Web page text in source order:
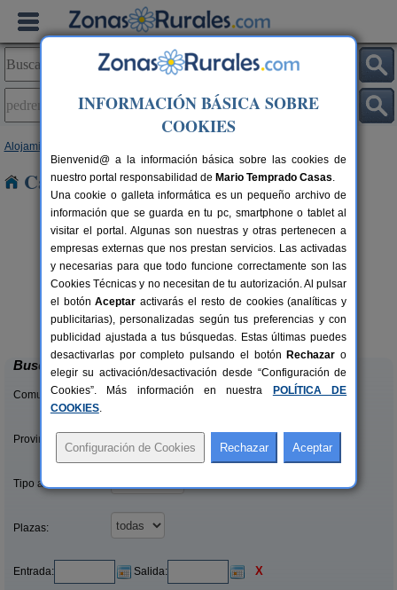
Alojamientos
Casas Rurales en Pedreña
33+1 pers.
desde24 €
Casa Rural Campoo
Naveda (Cantabria)
Buscar
Comunidades:
Provincias/Islas:
Tipo alquiler:
Plazas:
Entrada: Salida: X
INFORMACIÓN BÁSICA SOBRE
COOKIES
Bienvenid@ a la información básica sobre las cookies de
nuestro portal responsabilidad de Mario Temprado Casas.
Una cookie o galleta informática es un pequeño archivo de
información que se guarda en tu pc, smartphone o tablet al
visitar el portal. Algunas son nuestras y otras pertenecen a
empresas externas que nos prestan servicios. Las activadas
y necesarias para que todo funcione correctamente son las
Cookies Técnicas y no necesitan de tu autorización. Al pulsar
el botónAceptar activarás el resto de cookies (analíticas y
publicitarias), personalizadas según tus preferencias y con
publicidad ajustada a tus búsquedas. Estas últimas puedes
desactivarlas por completo pulsando el botón Rechazar o
elegir su activación/desactivación desde “Configuración de
Cookies”. Más información en nuestra
POLÍTICA DE
COOKIES.